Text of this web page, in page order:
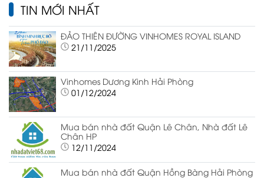
TIN MỚI NHẤT
ĐẢO THIÊN ĐƯỜNG VINHOMES ROYAL ISLAND
21/11/2025
Vinhomes Dương Kinh Hải Phòng
01/12/2024
Mua bán nhà đất Quận Lê Chân, Nhà đất Lê
Chân HP
12/11/2024
Mua bán nhà đất Quận Hồng Bàng Hải Phòng